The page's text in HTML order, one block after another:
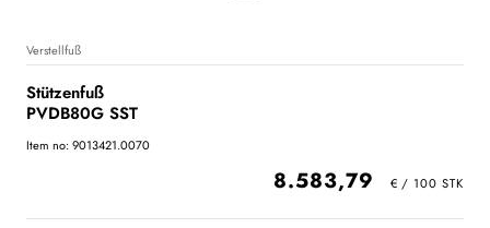
Verstellfuß
Stützenfuß
PVDB80G SST
Item no: 9013421.0070
8.583,79